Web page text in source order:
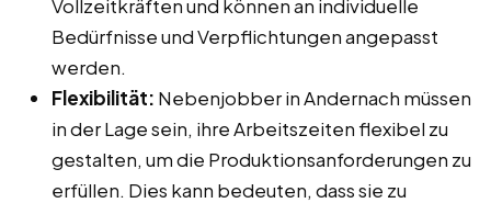
Vollzeitkräften und können an individuelle
Bedürfnisse und Verpflichtungen angepasst
werden.
Flexibilität: Nebenjobber in Andernach müssen
in der Lage sein, ihre Arbeitszeiten flexibel zu
gestalten, um die Produktionsanforderungen zu
erfüllen. Dies kann bedeuten, dass sie zu